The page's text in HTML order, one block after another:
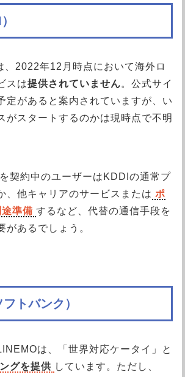
、2022年12月時点において海外ロ
スは提供されていません。公式サイ
定があると案内されていますが、い
がスタートするのかは現時点で不明
契約中のユーザーはKDDIの通常プ
、他キャリアのサービスまたは ポ
準備 するなど、代替の通信手段を
があるでしょう。
トバンク）
は、「世界対応ケータイ」と
グを提供 しています。ただし、